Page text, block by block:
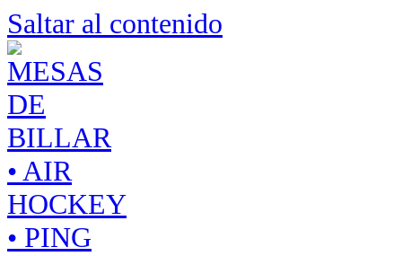
Saltar al contenido